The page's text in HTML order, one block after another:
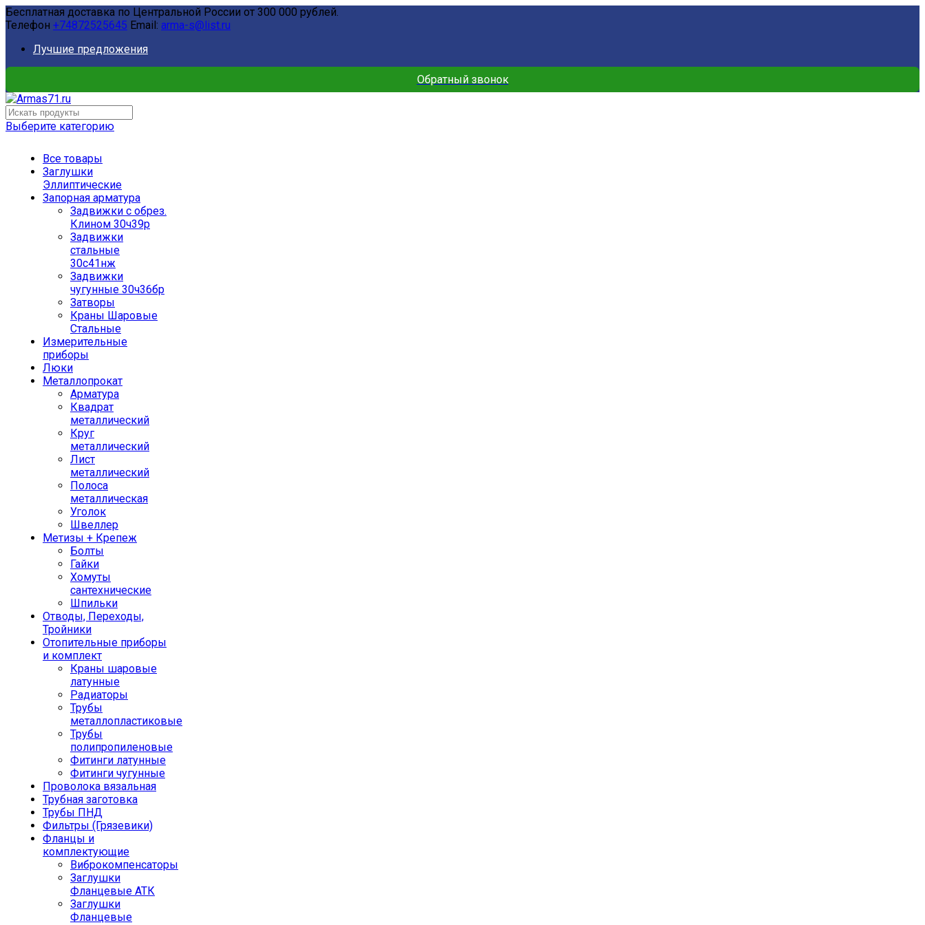
Бесплатная доставка по Центральной России от 300 000 рублей.
Телефон +74872525645 Email: arma-s@list.ru
Лучшие предложения
Обратный звонок
Выберите категорию
Все товары
Заглушки
Эллиптические
Запорная арматура
Задвижки с обрез.
Клином 30ч39р
Задвижки
стальные
30с41нж
Задвижки
чугунные 30ч36бр
Затворы
Краны Шаровые
Стальные
Измерительные
приборы
Люки
Металлопрокат
Арматура
Квадрат
металлический
Круг
металлический
Лист
металлический
Полоса
металлическая
Уголок
Швеллер
Метизы + Крепеж
Болты
Гайки
Хомуты
сантехнические
Шпильки
Отводы, Переходы,
Тройники
Отопительные приборы
и комплект
Краны шаровые
латунные
Радиаторы
Трубы
металлопластиковые
Трубы
полипропиленовые
Фитинги латунные
Фитинги чугунные
Проволока вязальная
Трубная заготовка
Трубы ПНД
Фильтры (Грязевики)
Фланцы и
комплектующие
Виброкомпенсаторы
Заглушки
Фланцевые АТК
Заглушки
Фланцевые